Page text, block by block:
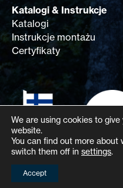
Katalogi & Instrukcje
Katalogi
Instrukcje montażu
Certyfikaty
We are using cookies to
website.
You can find out more about
switch them off in settings.
Accept